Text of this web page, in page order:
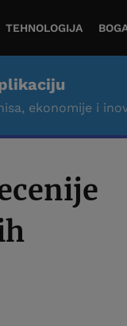
TEHNOLOGIJA
ekonomije i